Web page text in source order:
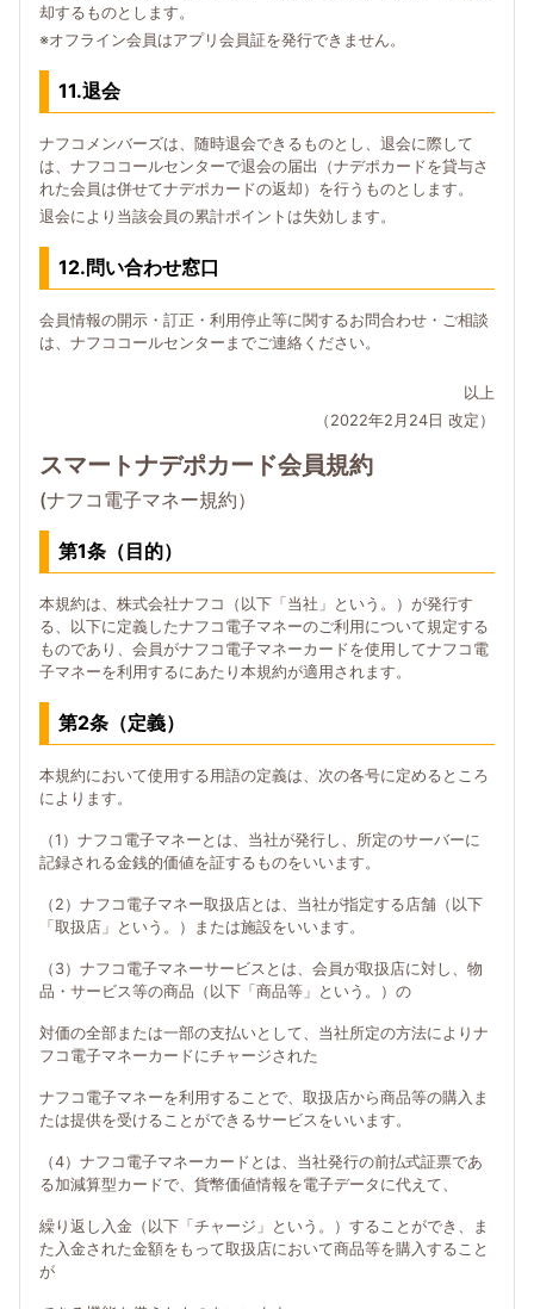
却するものとします。
※オフライン会員はアプリ会員証を発行できません。
11.退会
ナフコメンバーズは、随時退会できるものとし、退会に際して
は、ナフココールセンターで退会の届出（ナデポカードを貸与さ
れた会員は併せてナデポカードの返却）を行うものとします。
退会により当該会員の累計ポイントは失効します。
12.問い合わせ窓口
会員情報の開示・訂正・利用停止等に関するお問合わせ・ご相談
は、ナフココールセンターまでご連絡ください。
以上
（2022年2月24日 改定）
スマートナデポカード会員規約
(ナフコ電子マネー規約）
第1条（目的）
本規約は、株式会社ナフコ（以下「当社」という。）が発行す
る、以下に定義したナフコ電子マネーのご利用について規定する
ものであり、会員がナフコ電子マネーカードを使用してナフコ電
子マネーを利用するにあたり本規約が適用されます。
第2条（定義）
本規約において使用する用語の定義は、次の各号に定めるところ
によります。
（1）ナフコ電子マネーとは、当社が発行し、所定のサーバーに
記録される金銭的価値を証するものをいいます。
（2）ナフコ電子マネー取扱店とは、当社が指定する店舗（以下
「取扱店」という。）または施設をいいます。
（3）ナフコ電子マネーサービスとは、会員が取扱店に対し、物
品・サービス等の商品（以下「商品等」という。）の
対価の全部または一部の支払いとして、当社所定の方法によりナ
フコ電子マネーカードにチャージされた
ナフコ電子マネーを利用することで、取扱店から商品等の購入ま
たは提供を受けることができるサービスをいいます。
（4）ナフコ電子マネーカードとは、当社発行の前払式証票であ
る加減算型カードで、貨幣価値情報を電子データに代えて、
繰り返し入金（以下「チャージ」という。）することができ、ま
た入金された金額をもって取扱店において商品等を購入すること
が